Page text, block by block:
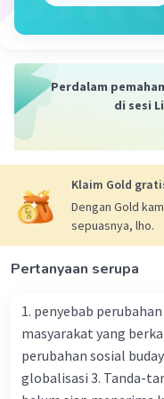
Beri Rating·0.0
Perdalam
di sesi
Klaim Gold
Dengan Gold
sepuasnya, lho.
Pertanyaan serupa
1. penyebab
masyarakat yang
perubahan sosial
globalisasi 3. Tanda-